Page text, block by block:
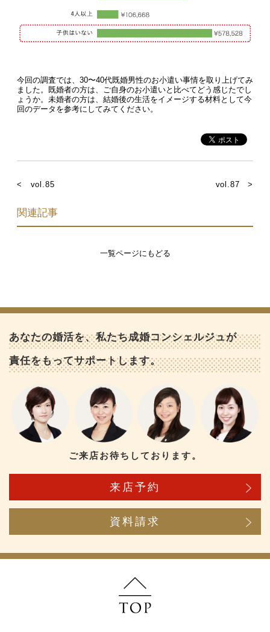
今回の調査では、30〜40代既婚男性のお小遣い事情を取り上げてみ
ました。既婚者の方は、ご自身のお小遣いと比べてどう感じたでし
ょうか。未婚者の方は、結婚後の生活をイメージする材料として今
回のデータを参考にしてみてください。
< vol.85 vol.87 >
関連記事
一覧ページにもどる
あなたの婚活を、私たち成婚コンシェルジュが
責任をもってサポートします。
ご来店お待ちしております。
来店予約
資料請求